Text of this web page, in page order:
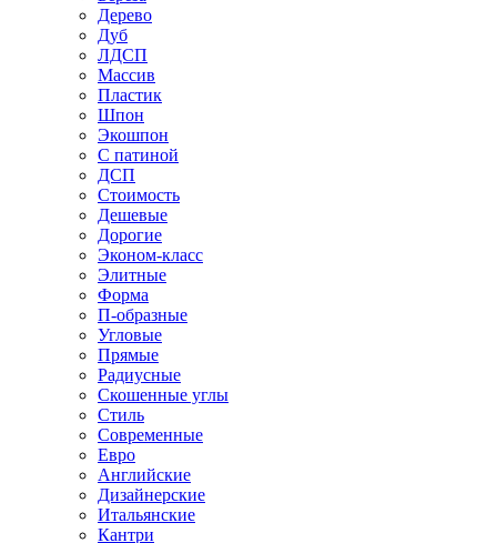
Дерево
Дуб
ЛДСП
Массив
Пластик
Шпон
Экошпон
С патиной
ДСП
Стоимость
Дешевые
Дорогие
Эконом-класс
Элитные
Форма
П-образные
Угловые
Прямые
Радиусные
Скошенные углы
Стиль
Современные
Евро
Английские
Дизайнерские
Итальянские
Кантри